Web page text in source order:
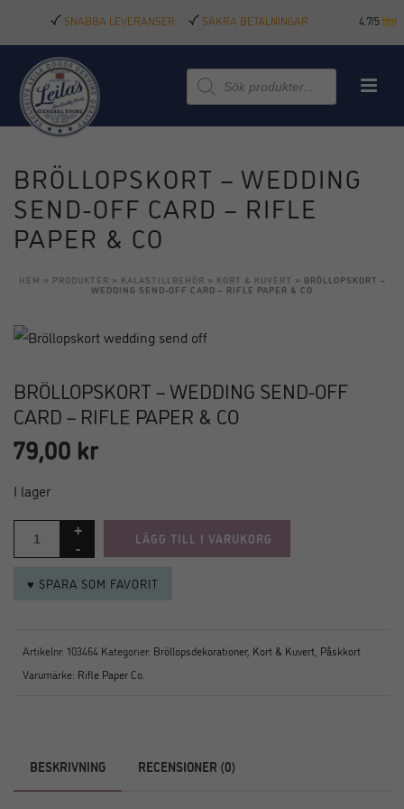
SNABBA LEVERANSER SÄKRA BETALNINGAR 4.7/5
Produktsökning
BRÖLLOPSKORT – WEDDING
SEND-OFF CARD – RIFLE
PAPER & CO
HEM » PRODUKTER » KALASTILLBEHÖR » KORT & KUVERT » BRÖLLOPSKORT –
WEDDING SEND-OFF CARD – RIFLE PAPER & CO
BRÖLLOPSKORT – WEDDING SEND-OFF
CARD – RIFLE PAPER & CO
79,00 kr
I lager
LÄGG TILL I VARUKORG
♥ SPARA SOM FAVORIT
Artikelnr: 103464 Kategorier: Bröllopsdekorationer, Kort & Kuvert Påskkort
Varumärke: Rifle Paper Co.
BESKRIVNING RECENSIONER (0)